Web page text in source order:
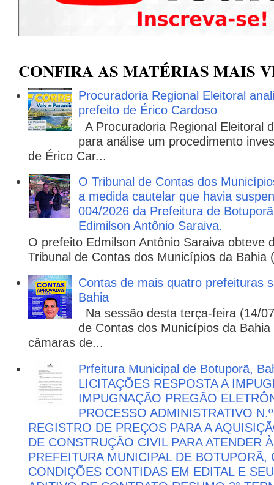
CONFIRA AS MATÉRIAS MAIS
Procuradoria Regional Eleitoral
prefeito de Érico Cardoso
A Procuradoria Regional Eleitoral
para análise um procedimento
de Érico Car...
O Tribunal de Contas dos
a medida cautelar que havia
004/2026 da Prefeitura de
Edimilson Antônio Saraiva.
O prefeito Edmilson Antônio Saraiva obteve
Tribunal de Contas dos Municípios da Bahia
Contas de mais quatro prefeituras
Bahia
Na sessão desta terça-feira (14/
de Contas dos Municípios da
câmaras de...
Prfeitura Municipal de Botuporã,
LICITAÇÕES RESPOSTA A
IMPUGNAÇÃO PREGÃO
PROCESSO ADMINISTRATIVO
REGISTRO DE PREÇOS PARA A
DE CONSTRUÇÃO CIVIL PARA ATENDER
PREFEITURA MUNICIPAL DE
CONDIÇÕES CONTIDAS EM EDITAL E